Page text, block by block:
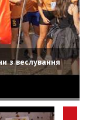
з веслування